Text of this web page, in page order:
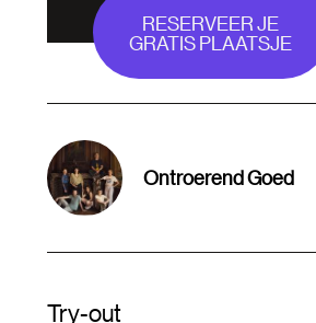
RESERVEER JE
GRATIS PLAATSJE
Ontroerend Goed
Try-out